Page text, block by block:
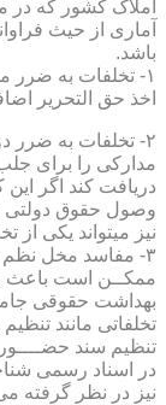
آماری از حیث
باشد.
۱- تخلفات به ضرر
اخذ حق التحریر
۲- تخلفات به ضرر
مدارکی را برای
دریافت کند اگر
وصول حقوق دولتی
نیز میتواند یکی از
۳- مفاسد مخل نظم
ممکــن است باعث
بهداشت حقوقی
تخلفاتی مانند
در اسناد رسمی
نیز در نظر گرفته